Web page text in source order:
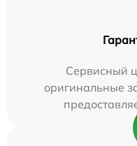
Сервисный
оригинальные